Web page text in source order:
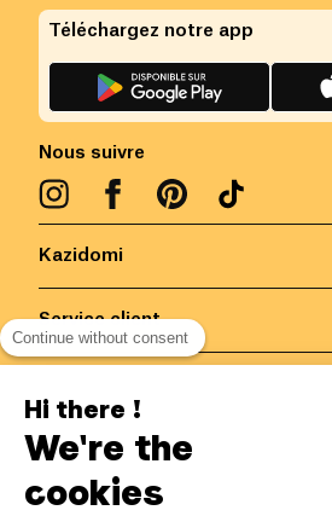
Kazidomi
Service client
Nous suivre
Téléchargez notre app
Belgique/ FR
Paiements sécurisés via
Continue without consent
Hi there !
We're the
cookies